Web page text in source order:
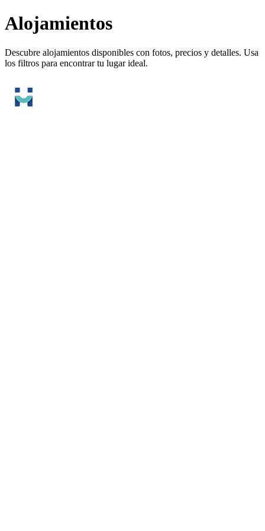
Alojamientos
Descubre alojamientos disponibles con fotos, precios y detalles. Usa
los filtros para encontrar tu lugar ideal.